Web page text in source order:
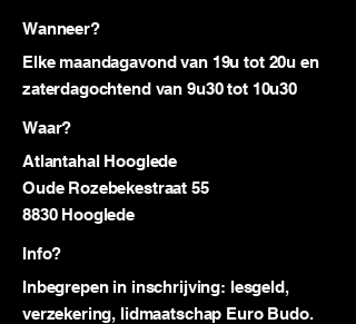
Wanneer?
Elke maandagavond van 19u tot 20u en
zaterdagochtend van 9u30 tot 10u30
Waar?
Atlantahal Hooglede
Oude Rozebekestraat 55
8830 Hooglede
Info?
Inbegrepen in inschrijving: lesgeld,
verzekering, lidmaatschap Euro Budo.